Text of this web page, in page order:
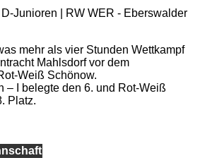
mehr als vier Stunden Wettkampf
Mahlsdorf vor dem
Weiß Schönow.
– I belegte den 6. und Rot-Weiß
Platz.